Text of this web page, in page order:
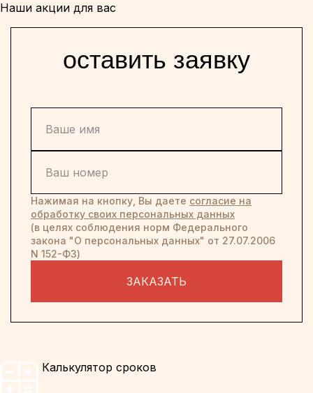
Наши акции для вас
оставить заявку
Нажимая на кнопку, Вы даете согласие на
обработку своих персональных данных
(в целях соблюдения норм Федерального
закона "О персональных данных" от 27.07.2006
N 152-ФЗ)
ЗАКАЗАТЬ
Калькулятор сроков